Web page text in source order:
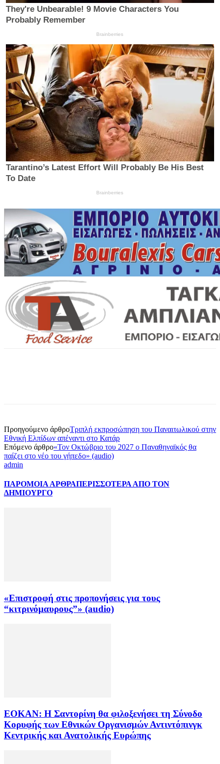
Προηγούμενο άρθροΤριπλή εκπροσώπηση του Παναιτωλικού στην
Εθνική Ελπίδων απέναντι στο Κατάρ
Επόμενο άρθρο«Τον Οκτώβριο του 2027 ο Παναθηναϊκός θα
παίζει στο νέο του γήπεδο» (audio)
admin
ΠΑΡΟΜΟΙΑ ΑΡΘΡΑΠΕΡΙΣΣΟΤΕΡΑ ΑΠΟ ΤΟΝ
ΔΗΜΙΟΥΡΓΟ
«Επιστροφή στις προπονήσεις για τους
“κιτρινόμαυρους”» (audio)
ΕΟΚΑΝ: Η Σαντορίνη θα φιλοξενήσει τη Σύνοδο
Κορυφής των Εθνικών Οργανισμών Αντιντόπινγκ
Κεντρικής και Ανατολικής Ευρώπης